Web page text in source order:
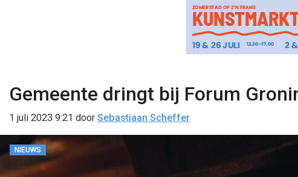
Gemeente dringt bij Forum
1 juli 2023 9:21 door Sebastiaan Scheffer
NIEUWS